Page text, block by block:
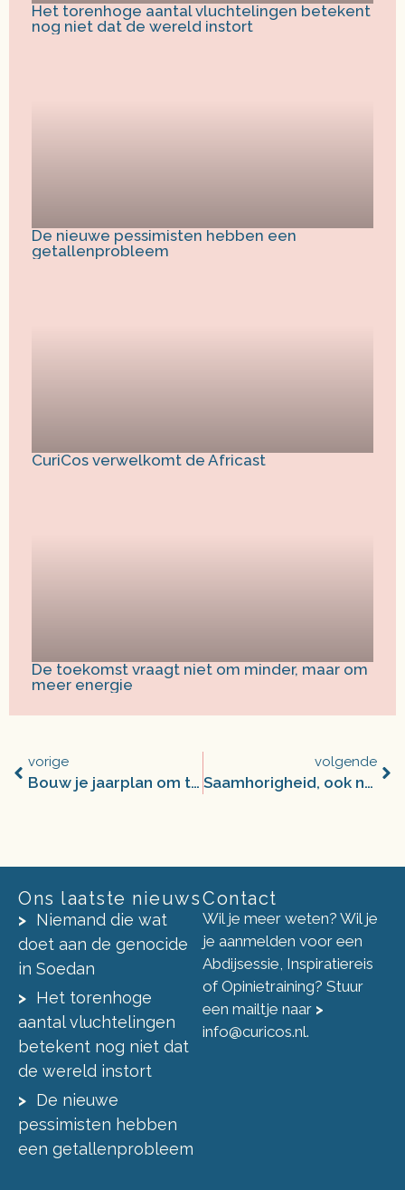
Het torenhoge aantal vluchtelingen betekent
nog niet dat de wereld instort
De nieuwe pessimisten hebben een
getallenprobleem
CuriCos verwelkomt de Africast
De toekomst vraagt niet om minder, maar om
meer energie
vorige
Bouw je jaarplan om tot coronaplan
volgende
Saamhorigheid, ook ná de crisis
Ons laatste nieuws
Niemand die wat
doet aan de genocide
in Soedan
Het torenhoge
aantal vluchtelingen
betekent nog niet dat
de wereld instort
De nieuwe
pessimisten hebben
een getallenprobleem
Contact
Wil je meer weten? Wil je
je aanmelden voor een
Abdijsessie, Inspiratiereis
of Opinietraining? Stuur
een mailtje naar >
info@curicos.nl.